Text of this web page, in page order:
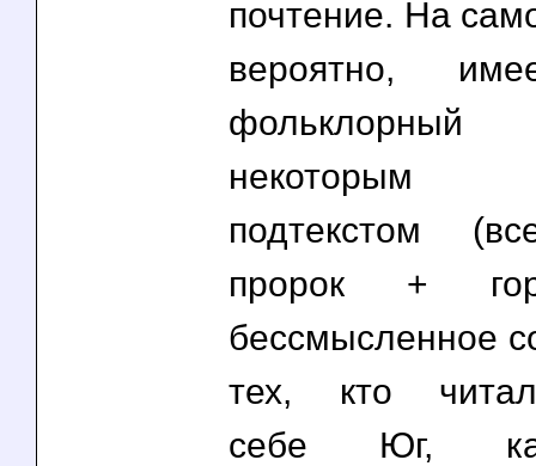
почтение. На
вероятно,
некоторым
подтекстом
пророк +
бессмысленное
тех, кто
себе Юг,